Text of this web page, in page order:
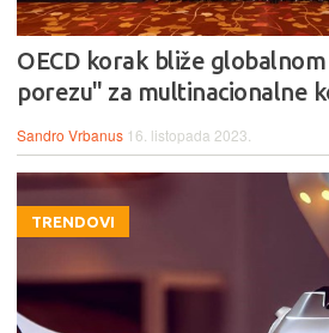
OECD korak bliže
porezu" za multinacionalne
Sandro Vrbanus 16. listopada 2023.
TRENDOVI